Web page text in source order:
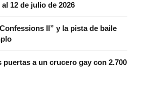
12 de julio de 2026
II” y la pista de baile
puertas a un crucero gay con 2.700